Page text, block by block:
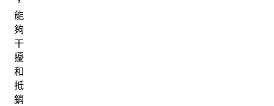
能
夠
干
擾
和
抵
銷